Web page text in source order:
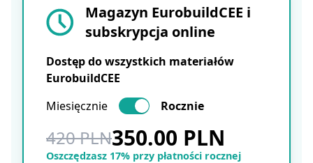
Magazyn EurobuildCEE i
subskrypcja online
Dostęp do wszystkich materiałów
EurobuildCEE
Miesięcznie
Rocznie
420 PLN350.00 PLN
Oszczędzasz 17% przy płatności rocznej